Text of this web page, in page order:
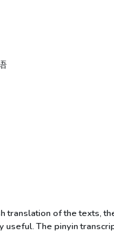
translation of the texts,
The pinyin